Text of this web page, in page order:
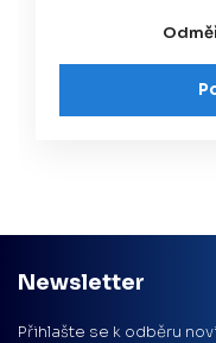
Newsletter
Přihlašte se k odběru